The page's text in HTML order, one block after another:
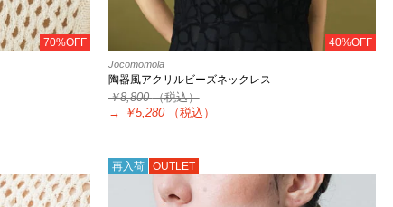
70%OFF 40%OFF
Jocomomola
陶器風アクリルビーズネックレス
￥8,800（税込）
→
￥5,280 （税込）
再入荷 OUTLET